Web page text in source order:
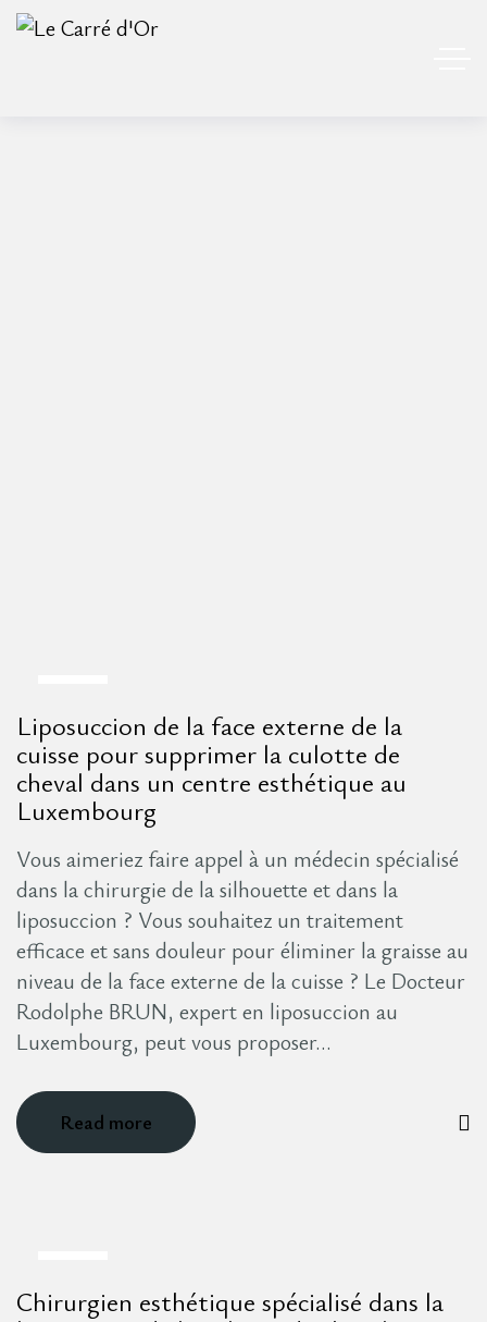
Août
Liposuccion de la face externe de la
cuisse pour supprimer la culotte de
cheval dans un centre esthétique au
Luxembourg
Vous aimeriez faire appel à un médecin spécialisé
dans la chirurgie de la silhouette et dans la
liposuccion ? Vous souhaitez un traitement
efficace et sans douleur pour éliminer la graisse au
niveau de la face externe de la cuisse ? Le Docteur
Rodolphe BRUN, expert en liposuccion au
Luxembourg, peut vous proposer…
Read more
Août
Chirurgien esthétique spécialisé dans la